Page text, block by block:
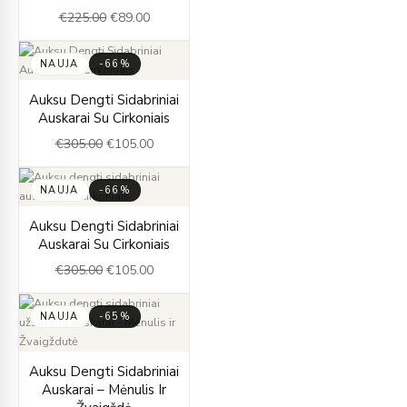
€225.00 €225.00.
€89.00€89.00.
NAUJA -66%
Auksu Dengti Sidabriniai
Auskarai Su Cirkoniais
€305.00
price
was:
€305.00.
€105.00
price
is:
€105.00.
NAUJA -66%
Auksu Dengti Sidabriniai
Auskarai Su Cirkoniais
€305.00
price
was:
€305.00.
€105.00
price
is:
€105.00.
NAUJA -65%
Auksu Dengti Sidabriniai
Auskarai – Mėnulis Ir
price
was:
price
is: